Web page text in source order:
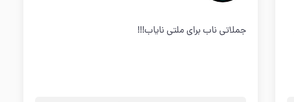
جملاتی ناب برای ملتی نایاب!!!